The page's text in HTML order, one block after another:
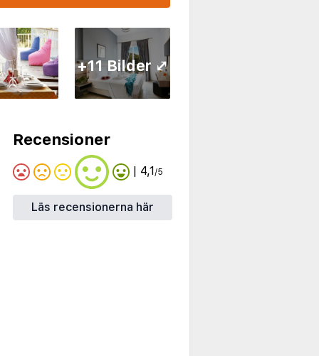
+11 Bilder ⤢
Recensioner
| 4,1 /5
Läs recensionerna här